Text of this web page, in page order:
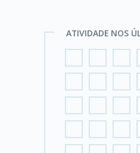
ATIVIDADE NOS